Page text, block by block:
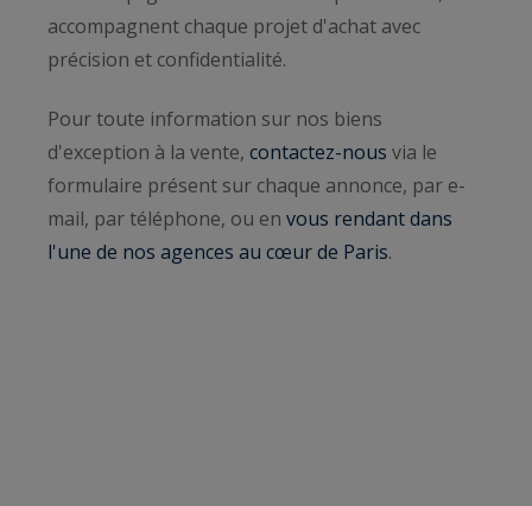
accompagnent chaque projet d'achat avec
précision et confidentialité.
Pour toute information sur nos biens
d'exception à la vente, contactez-nous via le
formulaire présent sur chaque annonce, par e-
mail, par téléphone, ou en vous rendant dans
l'une de nos agences au cœur de Paris.